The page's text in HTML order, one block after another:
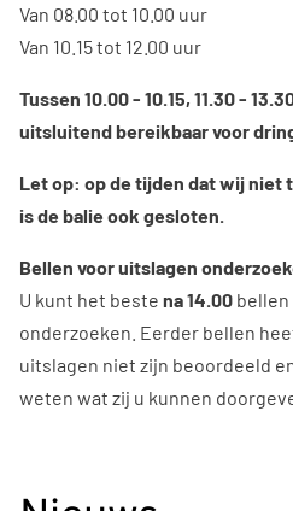
Van 08.00 tot 10.00 uur
Van 10.15 tot 12.00 uur
Tussen 10.00 - 10.15, 11.30 -
uitsluitend bereikbaar voor
Let op: op de tijden dat wij niet
is de balie ook gesloten.
Bellen voor uitslagen
U kunt het beste na 14.00 bellen
onderzoeken. Eerder bellen
uitslagen niet zijn beoordeeld
weten wat zij u kunnen